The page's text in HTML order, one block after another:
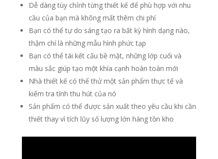
Dễ dàng tùy chỉnh từng thiết kế để phù hợp với nhu
cầu của bạn mà không mất thêm chi phí
Bạn có thể tự do sáng tạo ra bất kỳ hình dạng nào,
thậm chí là những mẫu hình phức tạp
Bạn có thể tái kết cấu bề mặt, những lớp cuối và
màu sắc giúp tạo một khía cạnh hoàn toàn mới
Nhà thiết kế có thể thử một sản phẩm thực tế và
kiểm tra tính thu hút của nó
Sản phẩm có thể được sản xuất theo yêu cầu khi cần
thiết thay vì tích lũy số lượng lớn hàng tồn kho